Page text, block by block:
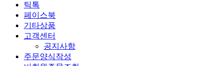
틱톡
페이스북
기타상품
고객센터
공지사항
주문양식작성